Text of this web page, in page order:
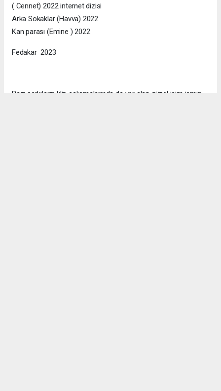
( Cennet) 2022 internet dizisi
Arka Sokaklar (Havva) 2022
Kan parası (Emine ) 2022
Fedakar 2023
Bazı şarkıların klip çalışmalarında da yer alan güzel isim ismin